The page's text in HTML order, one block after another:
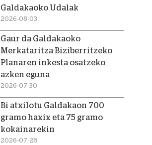
Galdakaoko Udalak
2026-08-03
Gaur da Galdakaoko
Merkataritza Biziberritzeko
Planaren inkesta osatzeko
azken eguna
2026-07-30
Bi atxilotu Galdakaon 700
gramo haxix eta 75 gramo
kokainarekin
2026-07-28